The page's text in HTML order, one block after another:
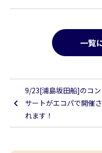
一覧
9/23[浦島坂田船]のコン
サートがエコパで開催さ
れます！